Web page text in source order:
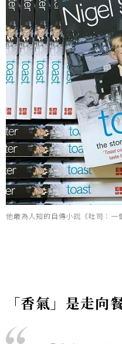
他最為人知的自傳小說《吐司：一
「香氣」是走向